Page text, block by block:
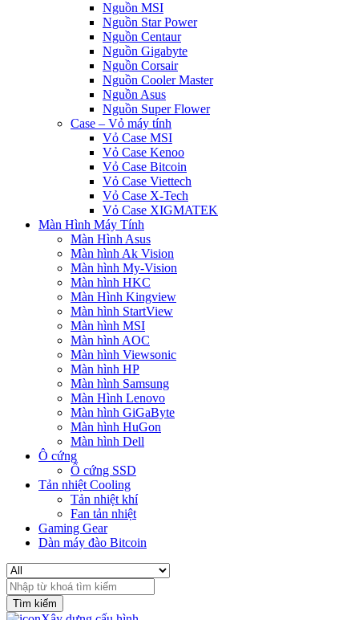
Nguồn MSI
Nguồn Star Power
Nguồn Centaur
Nguồn Gigabyte
Nguồn Corsair
Nguồn Cooler Master
Nguồn Asus
Nguồn Super Flower
Case – Vỏ máy tính
Vỏ Case MSI
Vỏ Case Kenoo
Vỏ Case Bitcoin
Vỏ Case Viettech
Vỏ Case X-Tech
Vỏ Case XIGMATEK
Màn Hình Máy Tính
Màn Hình Asus
Màn hình Ak Vision
Màn hình My-Vision
Màn hình HKC
Màn Hình Kingview
Màn hình StartView
Màn hình MSI
Màn hình AOC
Màn hình Viewsonic
Màn hình HP
Màn hình Samsung
Màn Hình Lenovo
Màn hình GiGaByte
Màn hình HuGon
Màn hình Dell
Ô cứng
Ổ cứng SSD
Tản nhiệt Cooling
Tản nhiệt khí
Fan tản nhiệt
Gaming Gear
Dàn máy đào Bitcoin
Search
for: